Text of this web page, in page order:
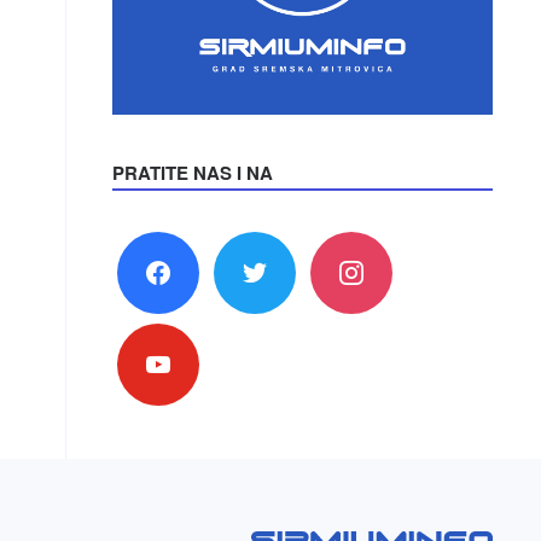
PRATITE NAS I NA
facebook twitter instagram
youtube